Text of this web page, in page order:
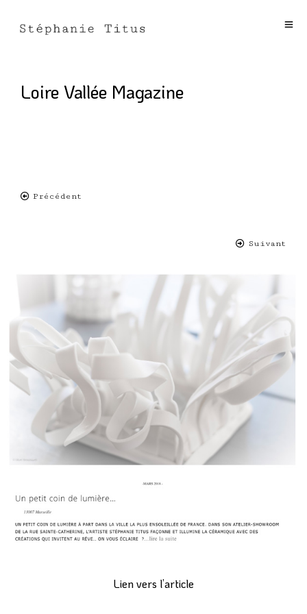
Loire Vallée Magazine
Précédent
Suivant
Lien vers l’article
PREVIOUS ARTICLE NEXT ARTICLE